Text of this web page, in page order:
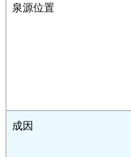
泉源位置
成因